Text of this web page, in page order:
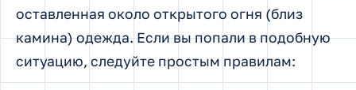
оставленная около открытого огня (близ
камина) одежда. Если вы попали в подобную
ситуацию, следуйте простым правилам: